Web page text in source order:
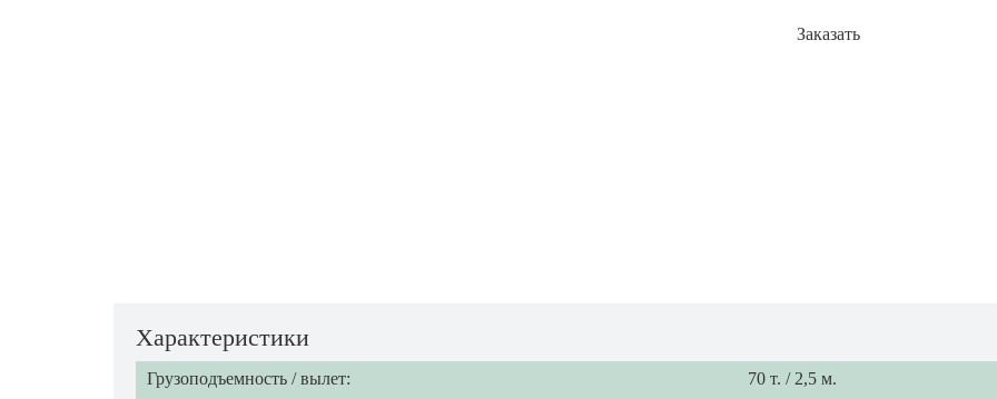
Заказать
Характеристики
Грузоподъемность / вылет: 70 т. / 2,5 м.